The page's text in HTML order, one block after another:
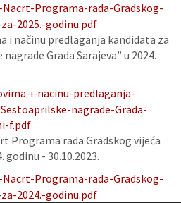
Programa-rada-Gradskog-
2025.-godinu.pdf
i načinu predlaganja kandidata za
Grada Sarajeva” u 2024.
i-nacinu-predlaganja-
nagrade-Grada-
f.pdf
Programa rada Gradskog vijeća
godinu - 30.10.2023.
Programa-rada-Gradskog-
2024.-godinu.pdf